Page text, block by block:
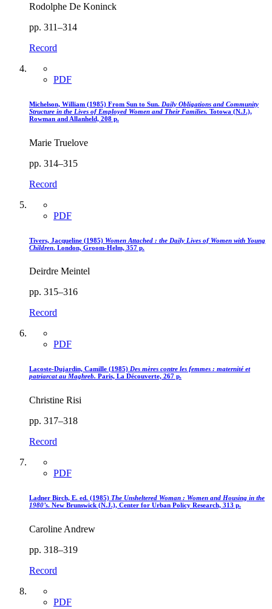
Rodolphe De Koninck
pp. 311–314
Record
PDF
Michelson, William (1985) From Sun to Sun. Daily Obligations and Community
Structure in the Lives of Employed Women and Their Families. Totowa (N.J.),
Rowman and Allanheld, 208 p.
Marie Truelove
pp. 314–315
Record
PDF
Tivers, Jacqueline (1985) Women Attached : the Daily Lives of Women with Young
Children. London, Groom-Helm, 357 p.
Deirdre Meintel
pp. 315–316
Record
PDF
Lacoste-Dujardin, Camille (1985) Des mères contre les femmes : maternité et
patriarcat au Maghreb. Paris, La Découverte, 267 p.
Christine Risi
pp. 317–318
Record
PDF
Ladner Birch, E. ed. (1985) The Unsheltered Woman : Women and Housing in the
1980’s. New Brunswick (N.J.), Center for Urban Policy Research, 313 p.
Caroline Andrew
pp. 318–319
Record
PDF